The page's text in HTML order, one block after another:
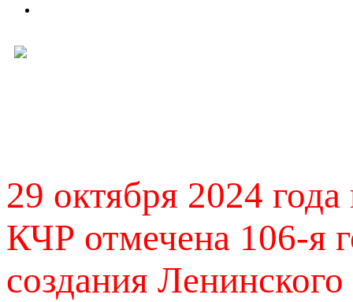
29 октября 2024
КЧР отмечена 106-я
создания